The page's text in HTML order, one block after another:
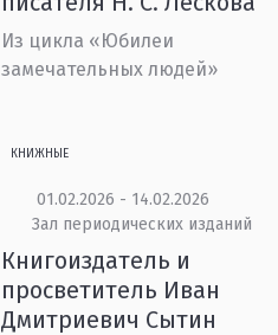
Из цикла «Юбилеи
замечательных людей»
КНИЖНЫЕ
01.02.2026 - 14.02.2026
Зал периодических изданий
Книгоиздатель и
просветитель Иван
Дмитриевич Сытин